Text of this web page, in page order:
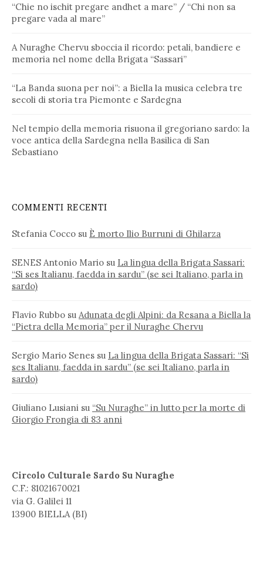
“Chie no ischit pregare andhet a mare” / “Chi non sa
pregare vada al mare”
A Nuraghe Chervu sboccia il ricordo: petali, bandiere e
memoria nel nome della Brigata “Sassari”
“La Banda suona per noi”: a Biella la musica celebra tre
secoli di storia tra Piemonte e Sardegna
Nel tempio della memoria risuona il gregoriano sardo: la
voce antica della Sardegna nella Basilica di San
Sebastiano
COMMENTI RECENTI
Stefania Cocco su È morto Ilio Burruni di Ghilarza
SENES Antonio Mario su La lingua della Brigata Sassari:
“Si ses Italianu, faedda in sardu” (se sei Italiano, parla in
sardo)
Flavio Rubbo su Adunata degli Alpini: da Resana a Biella la
“Pietra della Memoria” per il Nuraghe Chervu
Sergio Mario Senes su La lingua della Brigata Sassari: “Si
ses Italianu, faedda in sardu” (se sei Italiano, parla in
sardo)
Giuliano Lusiani su “Su Nuraghe” in lutto per la morte di
Giorgio Frongia di 83 anni
Circolo Culturale Sardo Su Nuraghe
C.F.: 81021670021
via G. Galilei 11
13900 BIELLA (BI)